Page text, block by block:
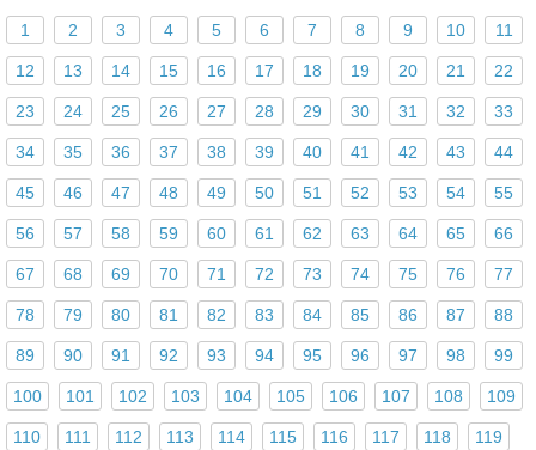
1 2 3 4 5 6 7 8 9 10 11
12 13 14 15 16 17 18 19 20 21 22
23 24 25 26 27 28 29 30 31 32 33
34 35 36 37 38 39 40 41 42 43 44
45 46 47 48 49 50 51 52 53 54 55
56 57 58 59 60 61 62 63 64 65 66
67 68 69 70 71 72 73 74 75 76 77
78 79 80 81 82 83 84 85 86 87 88
89 90 91 92 93 94 95 96 97 98 99
100 101 102 103 104 105 106 107 108 109
110 111 112 113 114 115 116 117 118 119